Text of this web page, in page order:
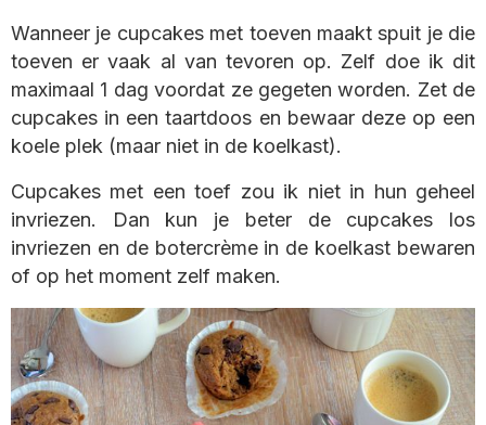
Wanneer je cupcakes met toeven maakt spuit je die
toeven er vaak al van tevoren op. Zelf doe ik dit
maximaal 1 dag voordat ze gegeten worden. Zet de
cupcakes in een taartdoos en bewaar deze op een
koele plek (maar niet in de koelkast).
Cupcakes met een toef zou ik niet in hun geheel
invriezen. Dan kun je beter de cupcakes los
invriezen en de botercrème in de koelkast bewaren
of op het moment zelf maken.